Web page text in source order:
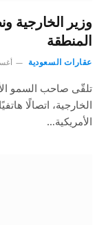
وزير الخارجية
المنطقة
عقارات السعودية
تلقّى صاحب السمو
الخارجية، اتصالًا
الأمريكية…